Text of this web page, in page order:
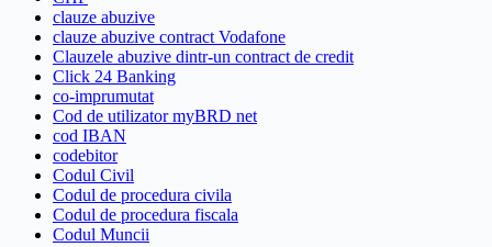
clauze abuzive
clauze abuzive contract Vodafone
Clauzele abuzive dintr-un contract de credit
Click 24 Banking
co-imprumutat
Cod de utilizator myBRD net
cod IBAN
codebitor
Codul Civil
Codul de procedura civila
Codul de procedura fiscala
Codul Muncii